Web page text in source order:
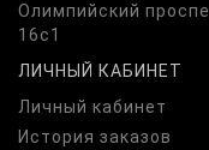
Олимпийский
16с1
ЛИЧНЫЙ КАБИНЕТ
Личный кабинет
История заказов